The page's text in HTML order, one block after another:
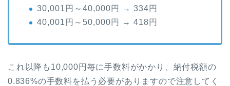
30,001円～40,000円 → 334円
40,001円～50,000円 → 418円
これ以降も10,000円毎に手数料がかかり、納付税額の
0.836%の手数料を払う必要がありますので注意してく